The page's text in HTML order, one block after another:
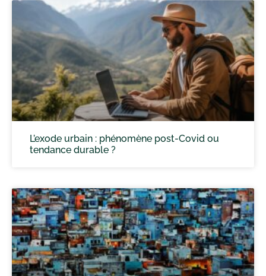
L’exode urbain : phénomène post-Covid ou
tendance durable ?